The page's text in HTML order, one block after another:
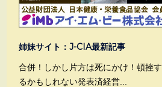
姉妹サイト：J-CIA最新記事
合併！しかし片方は死にかけ！頓挫す
るかもしれない発表済経営...